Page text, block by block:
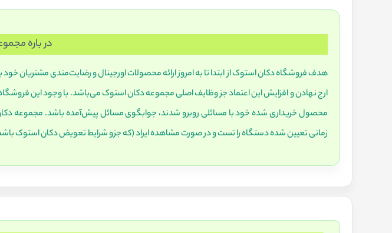
در باره
ارج نهادن و افزایش این اعتماد جز وظایف اصلی مجموعه دکان استوک می‌باشد. با وجود این
زمانی تعیین شده دستگاه را تست و در صورت مشاهده ایراد (که جزو شرایط تعویض دکان استوک